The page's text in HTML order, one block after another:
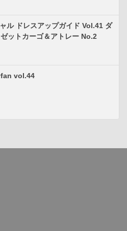
ル ドレスアップガイド Vol.41 ダ
ットカーゴ＆アトレー No.2
fan vol.44